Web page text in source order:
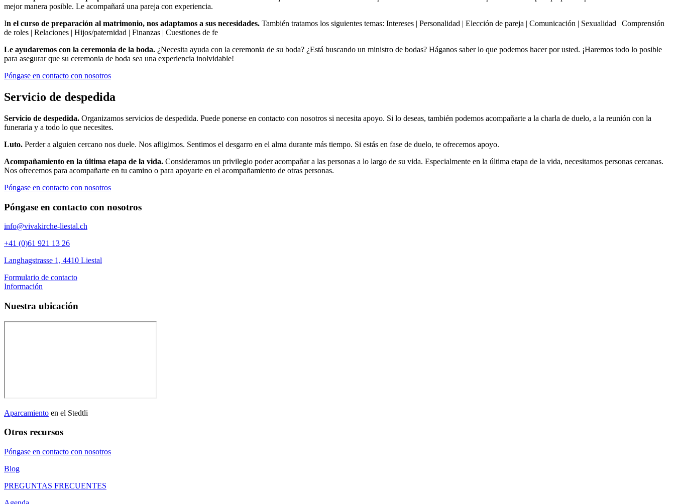
mejor manera posible. Le acompañará una pareja con experiencia.
In el curso de preparación al matrimonio, nos adaptamos a sus necesidades. También tratamos los siguientes temas: Intereses | Personalidad | Elección de pareja | Comunicación | Sexualidad | Comprensión
de roles | Relaciones | Hijos/paternidad | Finanzas | Cuestiones de fe
Le ayudaremos con la ceremonia de la boda. ¿Necesita ayuda con la ceremonia de su boda? ¿Está buscando un ministro de bodas? Háganos saber lo que podemos hacer por usted. ¡Haremos todo lo posible
para asegurar que su ceremonia de boda sea una experiencia inolvidable!
Póngase en contacto con nosotros
Servicio de despedida
Servicio de despedida. Organizamos servicios de despedida. Puede ponerse en contacto con nosotros si necesita apoyo. Si lo deseas, también podemos acompañarte a la charla de duelo, a la reunión con la
funeraria y a todo lo que necesites.
Luto. Perder a alguien cercano nos duele. Nos afligimos. Sentimos el desgarro en el alma durante más tiempo. Si estás en fase de duelo, te ofrecemos apoyo.
Acompañamiento en la última etapa de la vida. Consideramos un privilegio poder acompañar a las personas a lo largo de su vida. Especialmente en la última etapa de la vida, necesitamos personas cercanas.
Nos ofrecemos para acompañarte en tu camino o para apoyarte en el acompañamiento de otras personas.
Póngase en contacto con nosotros
Póngase en contacto con nosotros
info@vivakirche-liestal.ch
+41 (0)61 921 13 26
Langhagstrasse 1, 4410 Liestal
Formulario de contacto
Información
Nuestra ubicación
Aparcamiento en el Stedtli
Otros recursos
Póngase en contacto con nosotros
Blog
PREGUNTAS FRECUENTES